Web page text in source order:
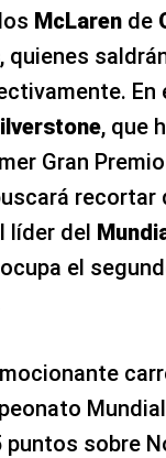
McLaren de
, quienes
, que
Gran
recortar
líder del
el
puntos sobre